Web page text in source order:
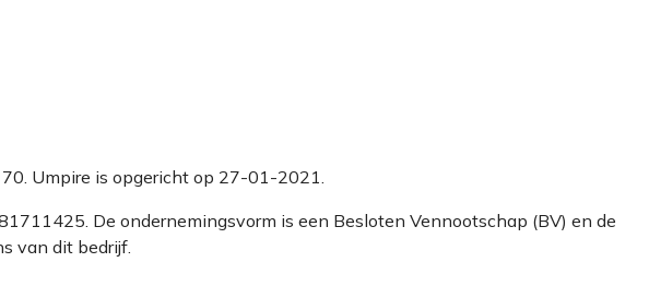
70. Umpire is opgericht op 27-01-2021.
De ondernemingsvorm is een Besloten Vennootschap (BV) en de
van dit bedrijf.